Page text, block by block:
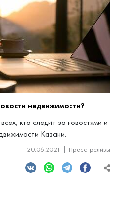
недвижимости?
кто следит за новостями и
Казани.
20.06.2021 Пресс-релизы